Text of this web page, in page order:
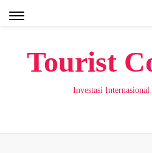
Tourist
Investasi Internasional